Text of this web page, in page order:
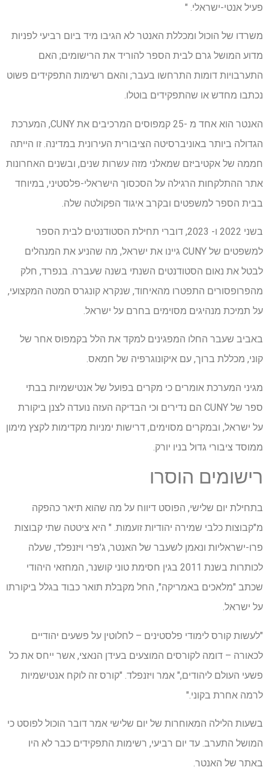
פעיל אנטי-ישראלי. "
משרדו של הוכול ומכללת האנטר לא הגיבו מיד ביום רביעי לפניות
מדוע המושל גרם לבית הספר להוריד את הרישומים; האם
התערבויות דומות התרחשו בעבר; והאם רשימות התפקידים פשוט
נכתבו מחדש או שהתפקידים בוטלו.
האנטר הוא אחד מ -25 קמפוסים המרכיבים את CUNY, המערכת
הגדולה ביותר באוניברסיטה הציבורית העירונית במדינה. זו הייתה
חממה של אקטיביזם שמאלני מזה עשרות שנים, ובשנים האחרונות
אתר ההתלקחות הרגילה על הסכסוך הישראלי-פלסטיני, במיוחד
בבית הספר למשפטים ובקרב איגוד הפקולטה שלה.
בשני 2022 ו- 2023, דוברי תחילת הסטודנטים לבית הספר
למשפטים של CUNY גיינו את ישראל, מה שהניע את המנהלים
לבטל את נאום הסטודנטים השנתי בשנה שעברה. בנפרד, חלק
מהפרופסורים התפטרו מהאיחוד, שנקרא קונגרס המטה המקצועי,
על תמיכת מנהיגים מסוימים בחרם על ישראל.
באביב שעבר החלו המפגינים למקד את הלל בקמפוס אחר של
קוני, מכללת ברוך, עם איקונוגרפיה של חמאס.
מגיני המערכת אומרים כי מקרים בפועל של אנטישמיות בבתי
ספר של CUNY הם נדירים וכי הבדיקה העזה נועדה לצנן ביקורת
על ישראל, ובמקרים מסוימים, דרישות ימניות מקדימות לקצץ מימון
ממוסד ציבורי גדול בניו יורק.
רישומים הוסרו
בתחילת יום שלישי, הפוסט דיווח על מה שהוא תיאר כהפקה
מ"קבוצות כלבי שמירה יהודיות זועמות. " היא ציטטה שתי קבוצות
פרו-ישראליות ונאמן לשעבר של האנטר, ג'פרי ויזנפלד, שעלה
לכותרות בשנת 2011 בגין חסימת טוני קושנר, המחזאי היהודי
שכתב "מלאכים באמריקה", החל מקבלת תואר כבוד בגלל ביקורתו
על ישראל.
"לעשות קורס לימודי פלסטינים – לחלוטין על פשעים יהודיים
לכאורה – דומה לקורסים המוצעים בעידן הנאצי, אשר ייחס את כל
פשעי העולם ליהודים," אמר ויזנפלד. "קורס זה לוקח אנטישמיות
לרמה אחרת בקוני."
בשעות הלילה המאוחרות של יום שלישי אמר דובר הוכול לפוסט כי
המושל התערב. עד יום רביעי, רשימות התפקידים כבר לא היו
באתר של האנטר.